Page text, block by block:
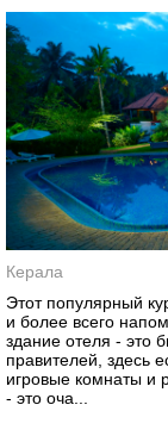
Керала
Этот популярный
и более всего
здание отеля - это
правителей, здесь
игровые комнаты и
- это оча...